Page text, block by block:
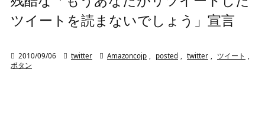
ツイートを読まないでしょう」宣言
 2010/09/06  twitter  Amazoncojp , posted , twitter , ツイート ,
ボタン